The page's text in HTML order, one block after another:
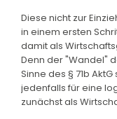
Diese nicht zur
in einem ersten
damit als
Denn der "Wandel"
Sinne des § 71b
jedenfalls für eine
zunächst als